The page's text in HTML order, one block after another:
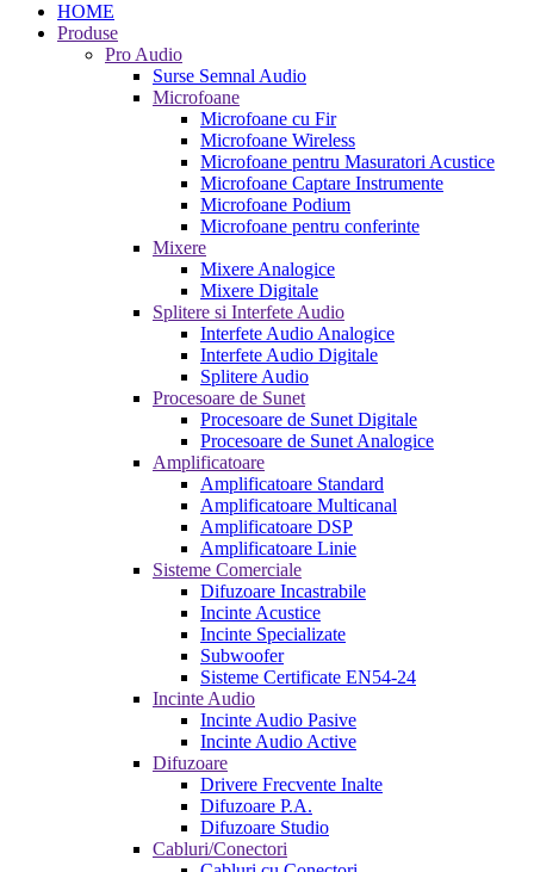
HOME
Produse
Pro Audio
Surse Semnal Audio
Microfoane
Microfoane cu Fir
Microfoane Wireless
Microfoane pentru Masuratori Acustice
Microfoane Captare Instrumente
Microfoane Podium
Microfoane pentru conferinte
Mixere
Mixere Analogice
Mixere Digitale
Splitere si Interfete Audio
Interfete Audio Analogice
Interfete Audio Digitale
Splitere Audio
Procesoare de Sunet
Procesoare de Sunet Digitale
Procesoare de Sunet Analogice
Amplificatoare
Amplificatoare Standard
Amplificatoare Multicanal
Amplificatoare DSP
Amplificatoare Linie
Sisteme Comerciale
Difuzoare Incastrabile
Incinte Acustice
Incinte Specializate
Subwoofer
Sisteme Certificate EN54-24
Incinte Audio
Incinte Audio Pasive
Incinte Audio Active
Difuzoare
Drivere Frecvente Inalte
Difuzoare P.A.
Difuzoare Studio
Cabluri/Conectori